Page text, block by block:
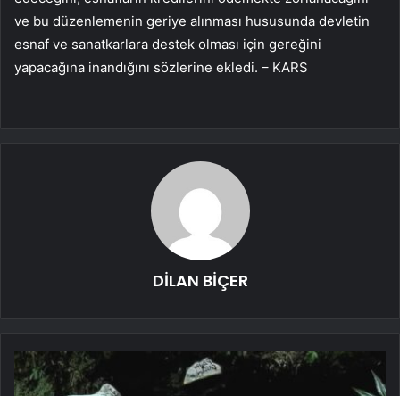
ve bu düzenlemenin geriye alınması hususunda devletin
esnaf ve sanatkarlara destek olması için gereğini
yapacağına inandığını sözlerine ekledi. – KARS
DİLAN BİÇER